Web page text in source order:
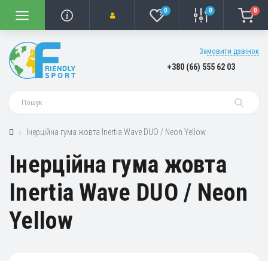
0 0 0
Замовити дзвінок
+380 (66) 555 62 03
Інерційна гума жовта Inertia Wave DUO / Neon Yellow
Інерційна гума жовта
Inertia Wave DUO / Neon
Yellow